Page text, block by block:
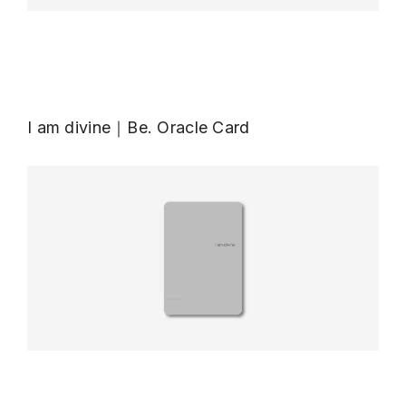
I am divine｜Be. Oracle Card